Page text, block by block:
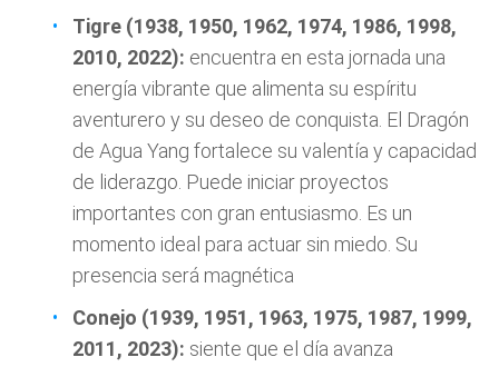
Tigre (1938, 1950, 1962, 1974, 1986, 1998,
2010, 2022): encuentra en esta jornada una
energía vibrante que alimenta su espíritu
aventurero y su deseo de conquista. El Dragón
de Agua Yang fortalece su valentía y capacidad
de liderazgo. Puede iniciar proyectos
importantes con gran entusiasmo. Es un
momento ideal para actuar sin miedo. Su
presencia será magnética
Conejo (1939, 1951, 1963, 1975, 1987, 1999,
2011, 2023): siente que el día avanza